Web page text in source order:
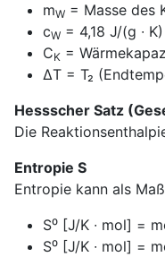
mW = Masse des
cW = 4,18 J/(g ∙
CK =
ΔT = T₂
Hessscher Satz
Die
Entropie S
Entropie kann als
S⁰ [J/K ∙ mol] =
S⁰ [J/K ∙ mol] =